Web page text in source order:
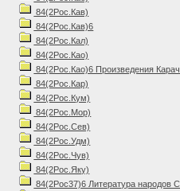
84(2Рос.Кав)
84(2Рос.Кав)6
84(2Рос.Кал)
84(2Рос.Као)
84(2Рос.Као)6 Произведения
84(2Рос.Кар)
84(2Рос.Кум)
84(2Рос.Мор)
84(2Рос.Сев)
84(2Рос.Удм)
84(2Рос.Чув)
84(2Рос.Яку)
84(2Рос37)6 Литература народов